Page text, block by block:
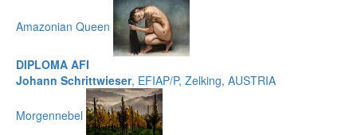
Amazonian Queen
DIPLOMA AFI
Johann Schrittwieser, EFIAP/P, Zelking, AUSTRIA
Morgennebel